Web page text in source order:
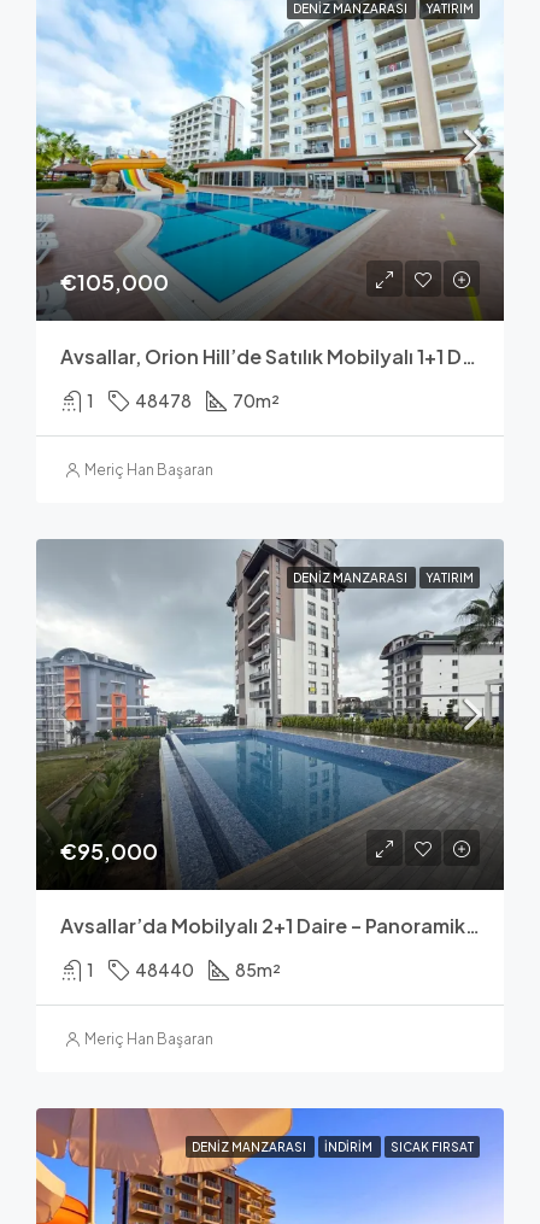
DENIZ MANZARASI YATIRIM
€105,000
Avsallar, Orion Hill’de Satılık Mobilyalı 1+1 Daire – 70 M²
1 48478 70m²
Meriç Han Başaran
DENIZ MANZARASI YATIRIM
€95,000
Avsallar’da Mobilyalı 2+1 Daire – Panoramik Deniz Manzarası
1 48440 85m²
Meriç Han Başaran
DENIZ MANZARASI İNDIRIM SICAK FIRSAT